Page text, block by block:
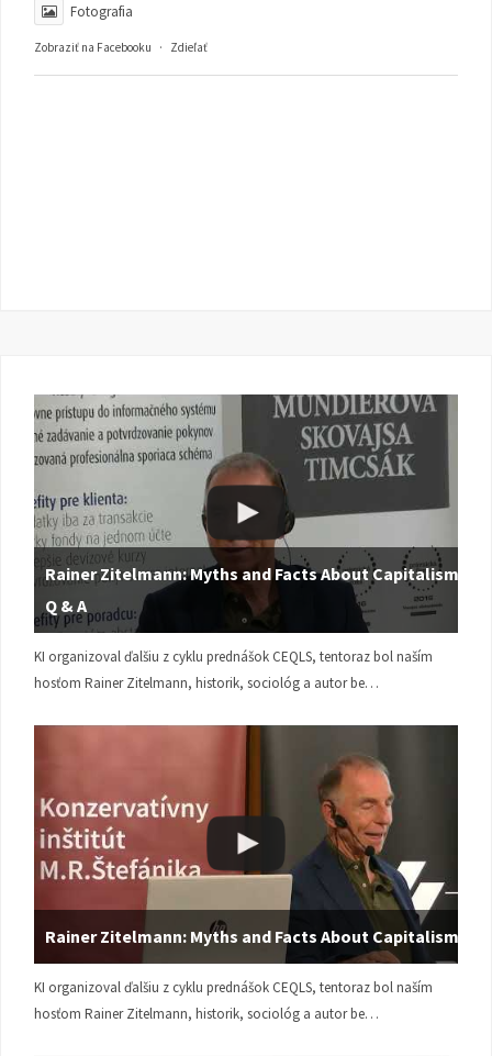
Fotografia
Zobraziť na Facebooku · Zdieľať
Rainer Zitelmann: Myths and Facts About Capitalism |
Q & A
KI organizoval ďalšiu z cyklu prednášok CEQLS, tentoraz bol naším
hosťom Rainer Zitelmann, historik, sociológ a autor be…
Rainer Zitelmann: Myths and Facts About Capitalism
KI organizoval ďalšiu z cyklu prednášok CEQLS, tentoraz bol naším
hosťom Rainer Zitelmann, historik, sociológ a autor be…